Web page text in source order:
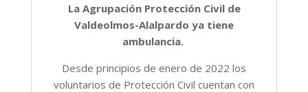
La Agrupación Protección Civil de
Valdeolmos-Alalpardo ya tiene
ambulancia.
Desde principios de enero de 2022 los
voluntarios de Protección Civil cuentan con